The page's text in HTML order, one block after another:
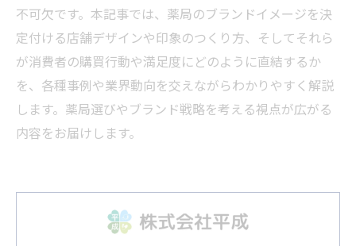
不可欠です。本記事では、薬局のブランドイメージを決
定付ける店舗デザインや印象のつくり方、そしてそれら
が消費者の購買行動や満足度にどのように直結するか
を、各種事例や業界動向を交えながらわかりやすく解説
します。薬局選びやブランド戦略を考える視点が広がる
内容をお届けします。